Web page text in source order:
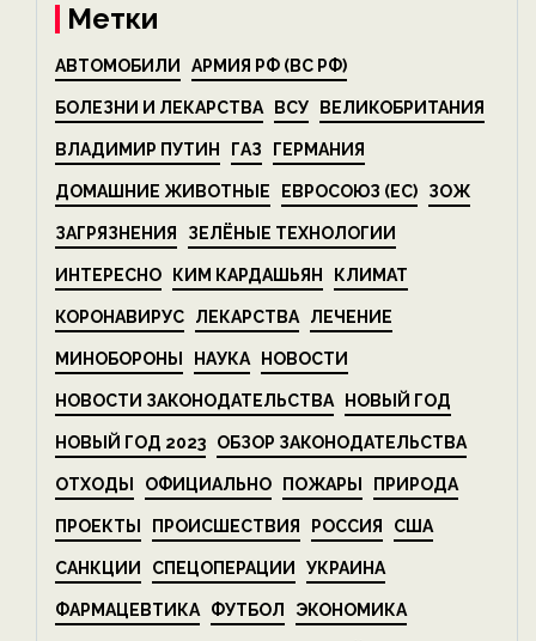
Метки
АВТОМОБИЛИ АРМИЯ РФ (ВС РФ)
БОЛЕЗНИ И ЛЕКАРСТВА ВСУ ВЕЛИКОБРИТАНИЯ
ВЛАДИМИР ПУТИН ГАЗ ГЕРМАНИЯ
ДОМАШНИЕ ЖИВОТНЫЕ ЕВРОСОЮЗ (ЕС) ЗОЖ
ЗАГРЯЗНЕНИЯ ЗЕЛЁНЫЕ ТЕХНОЛОГИИ
ИНТЕРЕСНО КИМ КАРДАШЬЯН КЛИМАТ
КОРОНАВИРУС ЛЕКАРСТВА ЛЕЧЕНИЕ
МИНОБОРОНЫ НАУКА НОВОСТИ
НОВОСТИ ЗАКОНОДАТЕЛЬСТВА НОВЫЙ ГОД
НОВЫЙ ГОД 2023 ОБЗОР ЗАКОНОДАТЕЛЬСТВА
ОТХОДЫ ОФИЦИАЛЬНО ПОЖАРЫ ПРИРОДА
ПРОЕКТЫ ПРОИСШЕСТВИЯ РОССИЯ США
САНКЦИИ СПЕЦОПЕРАЦИИ УКРАИНА
ФАРМАЦЕВТИКА ФУТБОЛ ЭКОНОМИКА